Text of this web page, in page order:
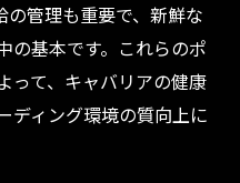
の管理も重要で、新鮮な
の基本です。これらのポ
って、キャバリアの健康
ディング環境の質向上に